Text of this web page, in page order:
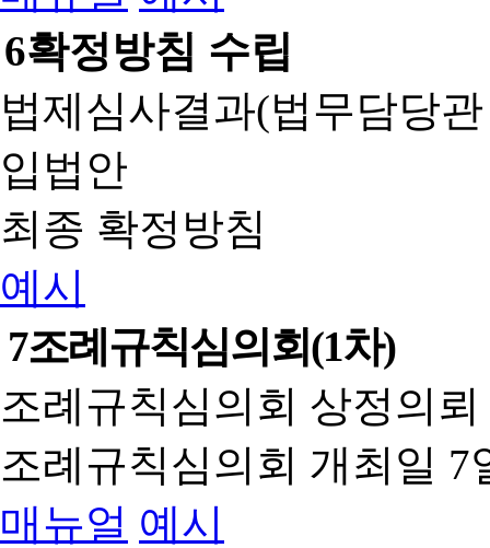
6확정방침 수립
법제심사결과(법무담당
입법안
최종 확정방침
예시
7조례규칙심의회(1차)
조례규칙심의회 상정의
조례규칙심의회 개최일 7
매뉴얼 예시